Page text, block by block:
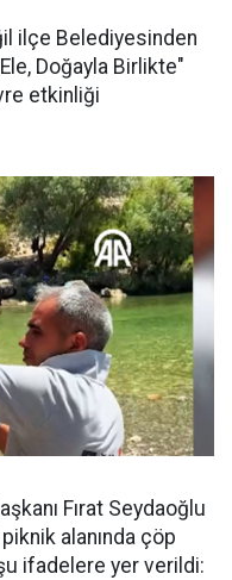
ilçe Belediyesinden
Doğayla Birlikte"
etkinliği
Fırat Seydaoğlu
alanında çöp
ifadelere yer verildi: